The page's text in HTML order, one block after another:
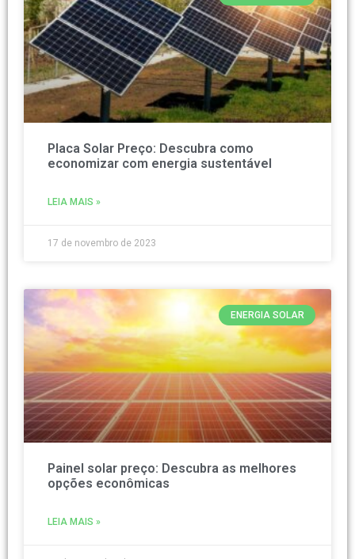
Placa Solar Preço: Descubra como
economizar com energia sustentável
LEIA MAIS »
17 de novembro de 2023
ENERGIA SOLAR
Painel solar preço: Descubra as melhores
opções econômicas
LEIA MAIS »